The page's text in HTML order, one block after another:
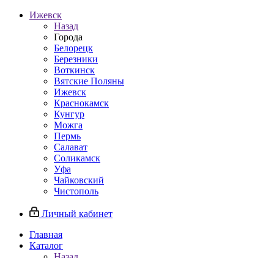
Ижевск
Назад
Города
Белорецк
Березники
Воткинск
Вятские Поляны
Ижевск
Краснокамск
Кунгур
Можга
Пермь
Салават
Соликамск
Уфа
Чайковский
Чистополь
Личный кабинет
Главная
Каталог